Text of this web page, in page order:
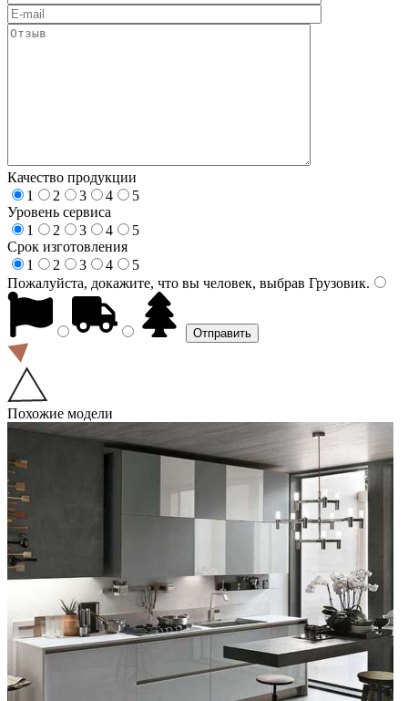
Качество продукции
1
2 3 4
5
Уровень сервиса
1
2 3 4
5
Срок изготовления
1
2 3 4
5
Пожалуйста, докажите, что вы человек, выбрав Грузовик.
Похожие модели